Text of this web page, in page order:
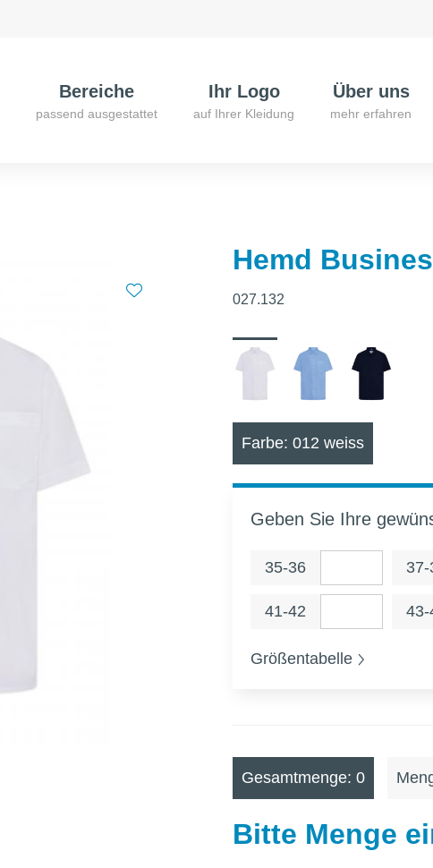
Bereiche
passend ausgestattet
Ihr Logo
auf Ihrer Kleidung
Über uns
mehr erfahren
Hemd
027.132
Farbe: 012 weiss
Geben Sie Ihre
35-36 37-
41-42 43-
Größentabelle
Gesamtmenge: 0
Bitte Menge